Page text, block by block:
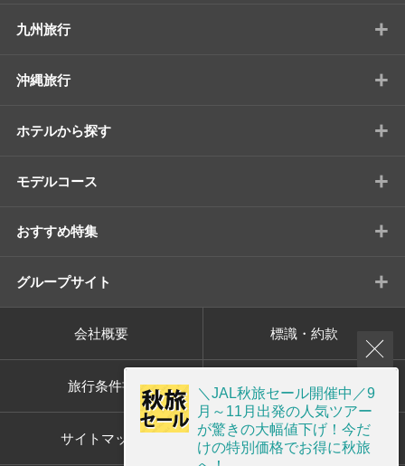
九州旅行 +
沖縄旅行 +
ホテルから探す +
モデルコース +
おすすめ特集 +
グループサイト +
会社概要 標識・約款
旅行条件書 プライバシーポリシー
サイトマップ 画面共有サポート
＼JAL秋旅セール開催中／9
月～11月出発の人気ツアー
が驚きの大幅値下げ！今だ
けの特別価格でお得に秋旅